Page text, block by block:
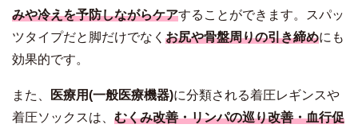
みや冷えを予防しながらケアすることができます。スパッ
ツタイプだと脚だけでなく お尻や骨盤周りの引き締めにも
効果的です。
また、 医療用(一般医療機器)に分類される着圧レギンスや
着圧ソックスは、 むくみ改善・リンパの巡り改善・血行促